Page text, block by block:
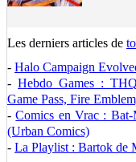
Les derniers articles de
- Halo Campaign
-Hebdo Games :
Game Pass, Fire
-Comics en Vrac :
(Urban Comics)
- La Playlist : Bartok de